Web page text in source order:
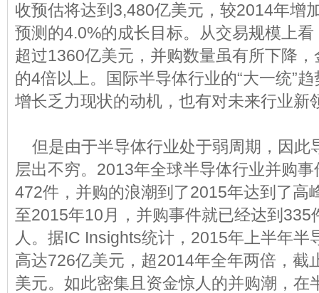
收预估将达到3,480亿美元，较2014年增
预测的4.0%的成长目标。从交易规模上
超过1360亿美元，并购数量虽有所下降
的4倍以上。国际半导体行业的“大一统”
增长乏力现状的动机，也有对未来行业新
但是由于半导体行业处于弱周期，因此
层出不穷。2013年全球半导体行业并购
472件，并购的浪潮到了2015年达到了高
至2015年10月，并购事件就已经达到335
人。据IC Insights统计，2015年上半年半
高达726亿美元，超2014年全年两倍，截
美元。如此密集且资金惊人的并购潮，在